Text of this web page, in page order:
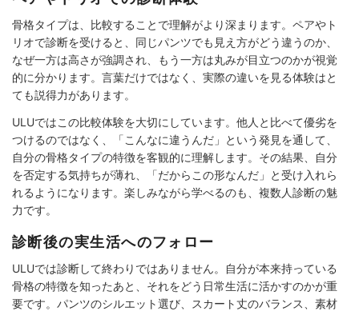
骨格タイプは、比較することで理解がより深まります。ペアやト
リオで診断を受けると、同じパンツでも見え方がどう違うのか、
なぜ一方は高さが強調され、もう一方は丸みが目立つのかが視覚
的に分かります。言葉だけではなく、実際の違いを見る体験はと
ても説得力があります。
ULUではこの比較体験を大切にしています。他人と比べて優劣を
つけるのではなく、「こんなに違うんだ」という発見を通して、
自分の骨格タイプの特徴を客観的に理解します。その結果、自分
を否定する気持ちが薄れ、「だからこの形なんだ」と受け入れら
れるようになります。楽しみながら学べるのも、複数人診断の魅
力です。
診断後の実生活へのフォロー
ULUでは診断して終わりではありません。自分が本来持っている
骨格の特徴を知ったあと、それをどう日常生活に活かすのかが重
要です。パンツのシルエット選び、スカート丈のバランス、素材